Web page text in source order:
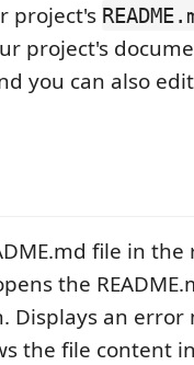
project's
project's
you can also
file in
the
Displays an error
the file content